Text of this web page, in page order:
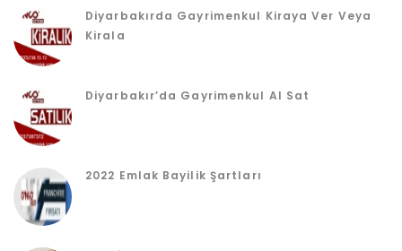
Diyarbakırda Gayrimenkul Kiraya Ver Veya
Kirala
Diyarbakır’da Gayrimenkul Al Sat
2022 Emlak Bayilik Şartları